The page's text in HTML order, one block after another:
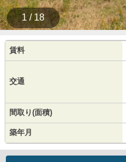
1 / 18
賃料
交通
間取り(面積)
築年月